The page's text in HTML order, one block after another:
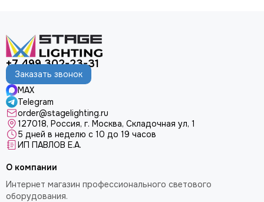
+7 499 302-23-31
Заказать звонок
MAX
Telegram
order@stagelighting.ru
127018, Россия, г. Москва, Складочная ул, 1
5 дней в неделю с 10 до 19 часов
ИП ПАВЛОВ Е.А.
О компании
Интернет магазин профессионального светового
оборудования.